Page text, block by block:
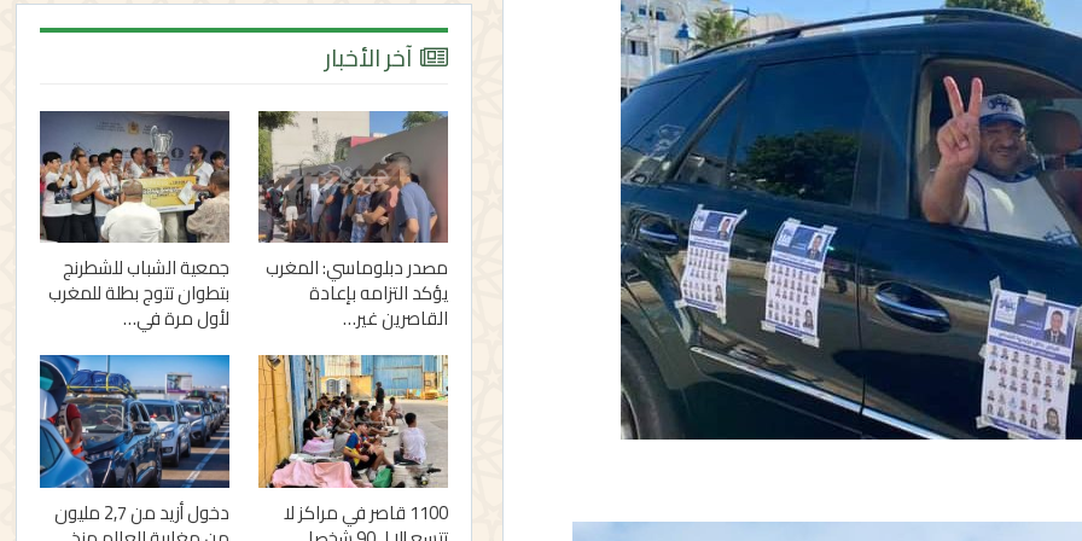
آخر الأخبار
مصدر دبلوماسي: المغرب
يؤكد التزامه بإعادة
القاصرين غير…
جمعية الشباب للشطرنج
بتطوان تتوج بطلة للمغرب
لأول مرة في…
1100 قاصر في مراكز لا دخول أزيد من 2,7 مليون